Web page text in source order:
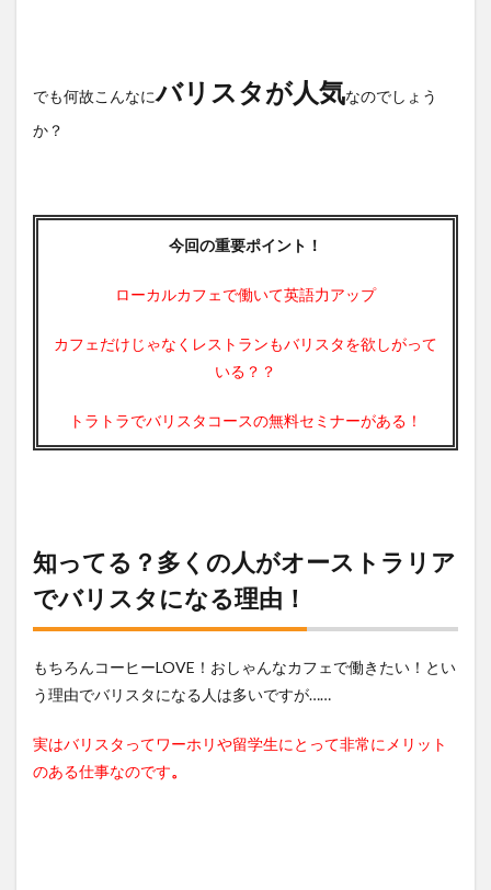
予約
要！
でも何故こんなにバリスタが人気なのでしょう
か？
今回の重要ポイント！
ローカルカフェで働いて英語力アップ
カフェだけじゃなくレストランもバリスタを欲しがって
いる？？
トラトラでバリスタコースの無料セミナーがある！
知ってる？多くの人がオーストラリア
でバリスタになる理由！
もちろんコーヒーLOVE！おしゃんなカフェで働きたい！とい
う理由でバリスタになる人は多いですが……
実はバリスタってワーホリや留学生にとって非常にメリット
のある仕事なのです。